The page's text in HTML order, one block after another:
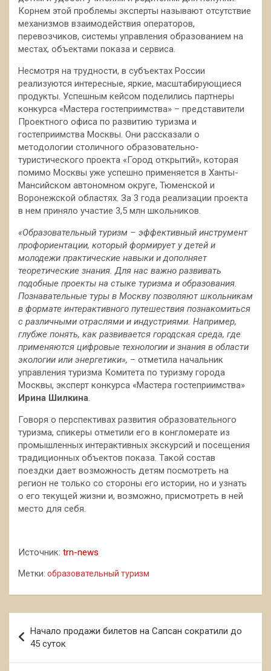
Корнем этой проблемы эксперты называют отсутствие
механизмов взаимодействия операторов,
перевозчиков, системы управления образованием на
местах, объектами показа и сервиса.
Несмотря на трудности, в субъектах России
реализуются интересные, яркие, масштабирующиеся
продукты. Успешным кейсом поделились партнеры
конкурса «Мастера гостеприимства» – представители
Проектного офиса по развитию туризма и
гостеприимства Москвы. Они рассказали о
методологии столичного образовательно-
туристического проекта «Город открытий», которая
помимо Москвы уже успешно применяется в Ханты-
Мансийском автономном округе, Тюменской и
Воронежской областях. За 3 года реализации проекта
в нем приняло участие 3,5 млн школьников.
«Образовательный туризм – эффективный инструмент
профориентации, который формирует у детей и
молодежи практические навыки и дополняет
теоретические знания. Для нас важно развивать
подобные проекты на стыке туризма и образования.
Познавательные туры в Москву позволяют школьникам
в формате интерактивного путешествия познакомиться
с различными отраслями и индустриями. Например,
глубже понять, как развивается городская среда, где
применяются цифровые технологии и знания в области
экологии или энергетики», – отметила начальник
управления туризма Комитета по туризму города
Москвы, эксперт конкурса «Мастера гостеприимства»
Ирина Шилкина.
Говоря о перспективах развития образовательного
туризма, спикеры отметили его в конгломерате из
промышленных интерактивных экскурсий и посещения
традиционных объектов показа. Такой состав
поездки дает возможность детям посмотреть на
регион не только со стороны его истории, но и узнать
о его текущей жизни и, возможно, присмотреть в ней
место для себя.
Источник: trn-news
Метки: образовательный туризм
по
записям
Начало продажи билетов на Сапсан сократили до
45 суток